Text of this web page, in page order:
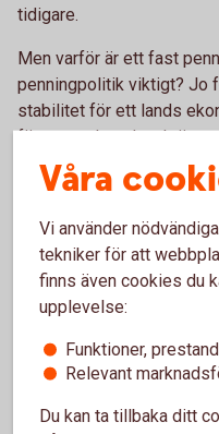
tidigare.
Men varför är ett fast
penningpolitik viktigt? Jo
stabilitet för ett lands
företag och andra aktörer
beslut för framtiden. En
människor och företag att
Ta del av vår
Swedbank
svensk och
Våra
Vi använder
tekniker för att
finns även cookies du
upplevelse:
Funktioner,
Relevant
Du kan ta tillbaka ditt